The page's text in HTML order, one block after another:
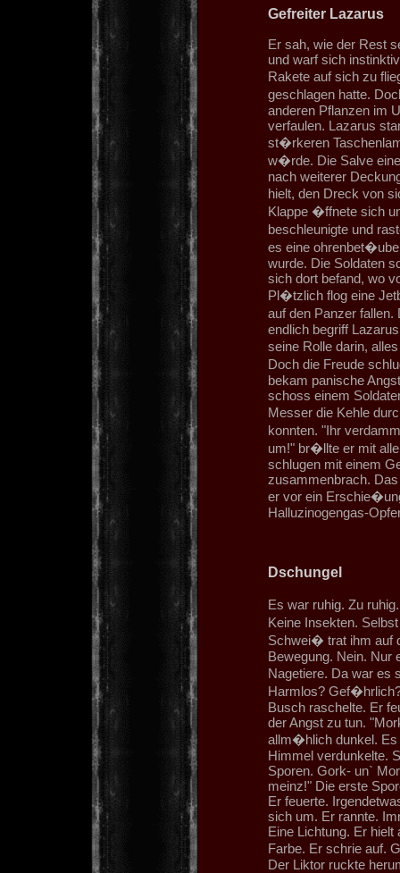
Gefreiter Lazarus
Er sah, wie der Rest
und warf sich
Rakete auf sich zu
geschlagen hatte.
anderen Pflanzen im
verfaulen. Lazarus
st�rkeren
w�rde. Die Salve
nach weiterer
hielt, den Dreck von
Klappe �ffnete sich
beschleunigte und
es eine
wurde. Die Soldaten
sich dort befand, wo
Pl�tzlich flog eine
auf den Panzer
endlich begriff
seine Rolle darin,
Doch die Freude
bekam panische
schoss einem
Messer die Kehle
konnten. "Ihr
um!" br�llte er mit
schlugen mit einem
zusammenbrach.
er vor ein
Halluzinogengas-
Dschungel
Es war ruhig. Zu
Keine Insekten.
Schwei� trat ihm auf
Bewegung. Nein. Nur
Nagetiere. Da war es
Harmlos?
Busch raschelte. Er
der Angst zu tun.
allm�hlich dunkel. Es
Himmel verdunkelte.
Sporen. Gork- un`
meinz!" Die erste
Er feuerte.
sich um. Er rannte.
Eine Lichtung. Er
Farbe. Er schrie auf.
Der Liktor ruckte